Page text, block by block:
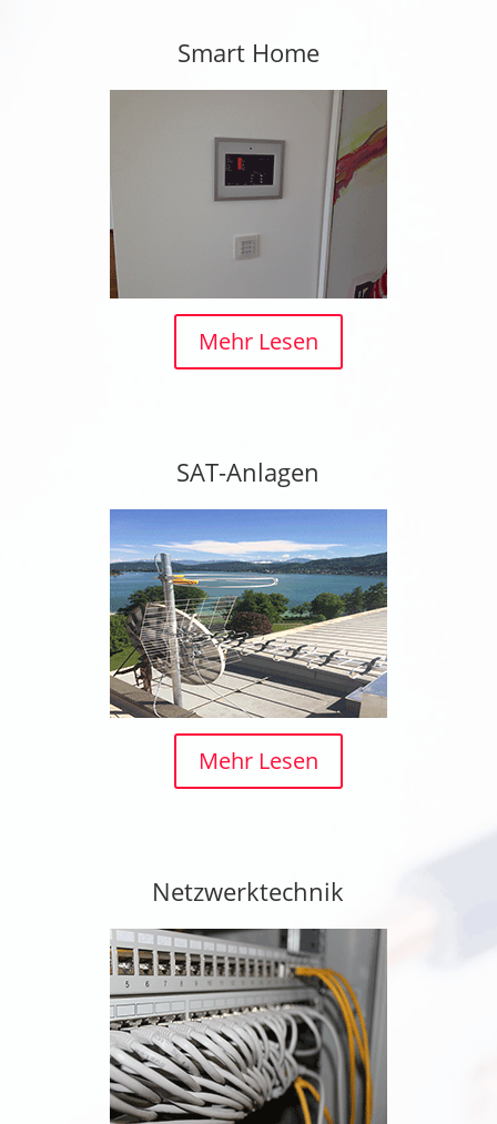
Smart Home
Mehr Lesen
SAT-Anlagen
Mehr Lesen
Netzwerktechnik